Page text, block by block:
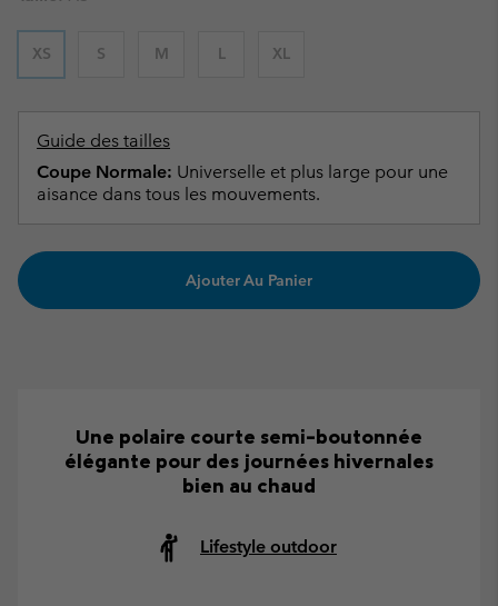
XS S M L XL
Guide des tailles
Coupe Normale: Universelle et plus large pour une
aisance dans tous les mouvements.
Ajouter Au Panier
Une polaire courte semi-boutonnée
élégante pour des journées hivernales
bien au chaud
Lifestyle outdoor